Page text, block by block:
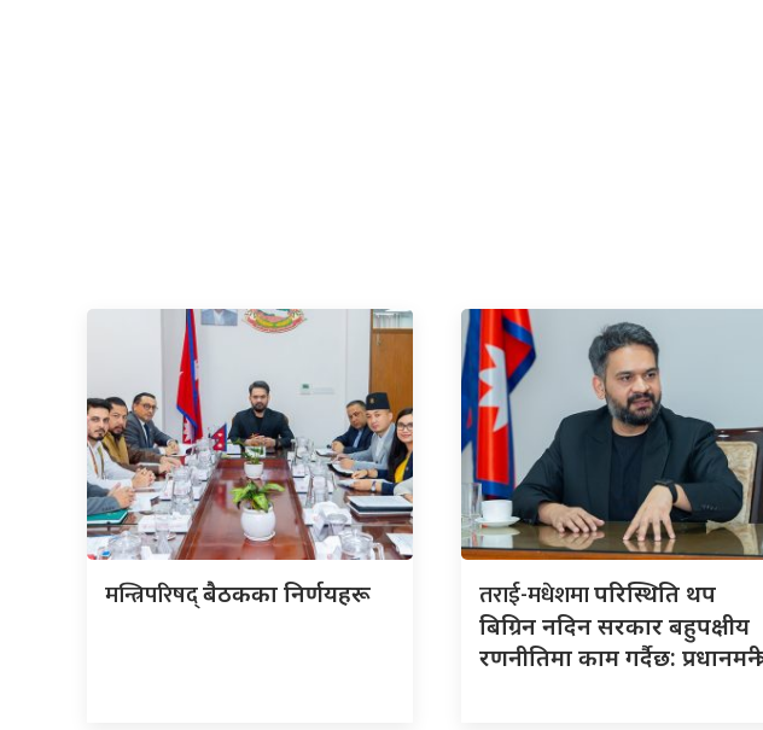
मन्त्रिपरिषद्बैठकका निर्णयहरू तराई-मधेशमापरिस्थिति थप
बिग्रिन नदिन सरकार बहुपक्षीय
रणनीतिमा काम गर्दैछ: प्रधानमन्त्री